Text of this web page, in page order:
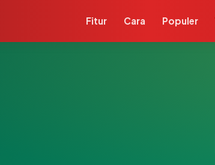
Fitur Cara Populer